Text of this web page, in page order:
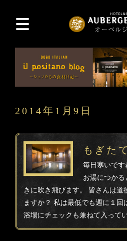
2014年1月9日
もぎた
毎日寒いです
お湯につか
きに吹き飛びます。 皆さんは道
ますか？ 私は最低でも週に１
浴場にチェックも兼ねて入って